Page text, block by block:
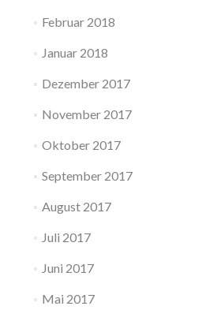
Februar 2018
Januar 2018
Dezember 2017
November 2017
Oktober 2017
September 2017
August 2017
Juli 2017
Juni 2017
Mai 2017